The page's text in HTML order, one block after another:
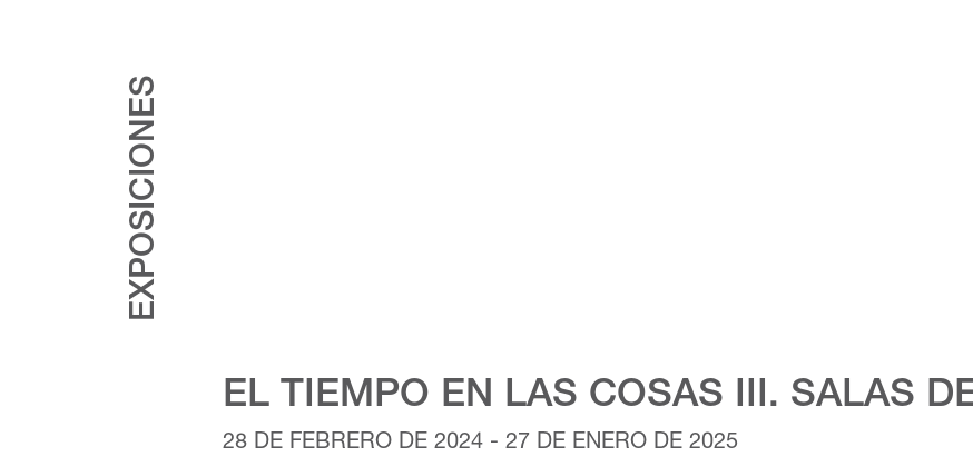
EXPOSICIONES
EL TIEMPO EN LAS COSAS III. SALAS
28 DE FEBRERO DE 2024 - 27 DE ENERO DE 2025